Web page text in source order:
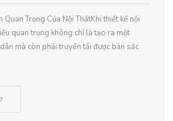
Quan Trọng Của Nội ThấtKhi thiết kế nội
quan trọng không chỉ là tạo ra một
mà còn phải truyền tải được bản sắc